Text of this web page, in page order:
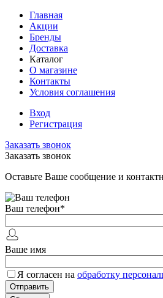
Главная
Акции
Бренды
Доставка
Каталог
О магазине
Контакты
Условия соглашения
Вход
Регистрация
Заказать звонок
Заказать звонок
Оставьте Ваше сообщение и
Ваш телефон*
Ваше имя
Я согласен на обработку